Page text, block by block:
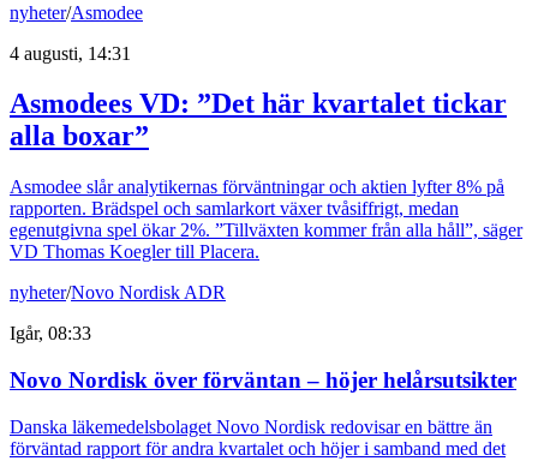
nyheter/Asmodee
4 augusti, 14:31
Asmodees VD: ”Det här kvartalet tickar
alla boxar”
Asmodee slår analytikernas förväntningar och aktien lyfter 8% på
rapporten. Brädspel och samlarkort växer tvåsiffrigt, medan
egenutgivna spel ökar 2%. ”Tillväxten kommer från alla håll”, säger
VD Thomas Koegler till Placera.
nyheter/Novo Nordisk ADR
Igår, 08:33
Novo Nordisk över förväntan – höjer helårsutsikter
Danska läkemedelsbolaget Novo Nordisk redovisar en bättre än
förväntad rapport för andra kvartalet och höjer i samband med det